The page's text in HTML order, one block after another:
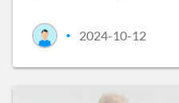
• 2024-10-12